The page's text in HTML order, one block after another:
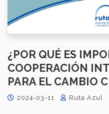
¿POR QUÉ ES
COOPERACIÓN
PARA EL CAMBIO
2024-03-11 Ruta Azul